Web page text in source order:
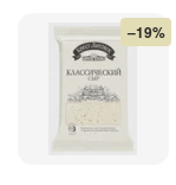
–19%